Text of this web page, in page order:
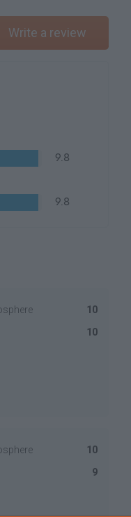
Write a review
9.8
9.8
10
10
10
9